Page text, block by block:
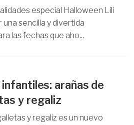
especial Halloween Lili
una sencilla y divertida
las fechas que aho...
arañas de
y regaliz
y regaliz es un nuevo